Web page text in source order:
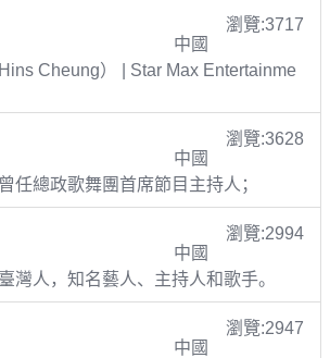
瀏覽:3717
中國
Cheung） | Star Max Entertainme
瀏覽:3628
中國
任總政歌舞團首席節目主持人；
瀏覽:2994
中國
灣人，知名藝人、主持人和歌手。
瀏覽:2947
中國